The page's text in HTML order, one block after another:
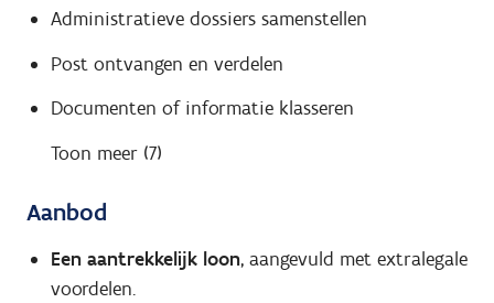
Administratieve dossiers samenstellen
Post ontvangen en verdelen
Documenten of informatie klasseren
Toon meer (7)
Aanbod
Een aantrekkelijk loon, aangevuld met extralegale
voordelen.